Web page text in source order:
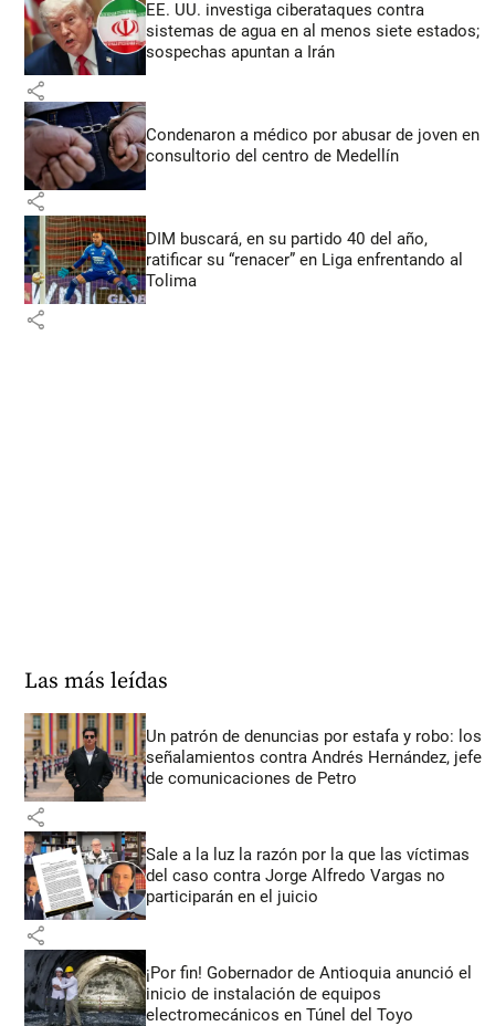
EE. UU. investiga ciberataques contra
sistemas de agua en al menos siete estados;
sospechas apuntan a Irán
share
Condenaron a médico por abusar de joven en
consultorio del centro de Medellín
share
DIM buscará, en su partido 40 del año,
ratificar su “renacer” en Liga enfrentando al
Tolima
share
Las más leídas
Un patrón de denuncias por estafa y robo: los
señalamientos contra Andrés Hernández, jefe
de comunicaciones de Petro
share
Sale a la luz la razón por la que las víctimas
del caso contra Jorge Alfredo Vargas no
participarán en el juicio
share
¡Por fin! Gobernador de Antioquia anunció el
inicio de instalación de equipos
electromecánicos en Túnel del Toyo